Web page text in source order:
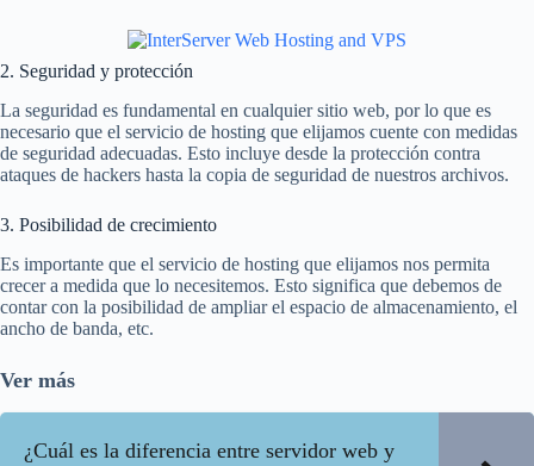
2. Seguridad y protección
La seguridad es fundamental en cualquier sitio web, por lo que es
necesario que el servicio de hosting que elijamos cuente con medidas
de seguridad adecuadas. Esto incluye desde la protección contra
ataques de hackers hasta la copia de seguridad de nuestros archivos.
3. Posibilidad de crecimiento
Es importante que el servicio de hosting que elijamos nos permita
crecer a medida que lo necesitemos. Esto significa que debemos de
contar con la posibilidad de ampliar el espacio de almacenamiento, el
ancho de banda, etc.
Ver más
¿Cuál es la diferencia entre servidor web y